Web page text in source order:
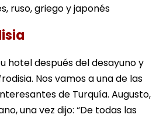
ruso, griego y japonés
hotel después del desayuno y
Nos vamos a una de las
de Turquía. Augusto,
una vez dijo: “De todas las